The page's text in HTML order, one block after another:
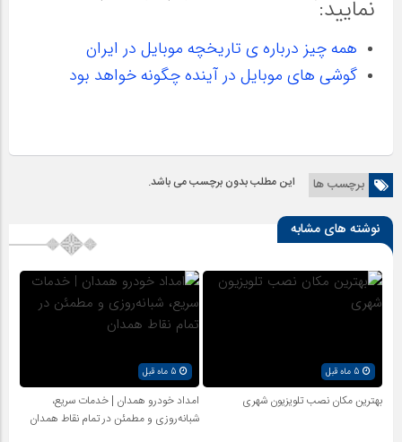
نمایید:
همه چیز درباره ی تاریخچه موبایل در ایران
گوشی های موبایل در آینده چگونه خواهد بود
برچسب ها این مطلب بدون برچسب می باشد.
نوشته های مشابه
بهترین مکان نصب تلویزیون شهری
امداد خودرو همدان | خدمات سریع،
شبانه‌روزی و مطمئن در تمام نقاط همدان